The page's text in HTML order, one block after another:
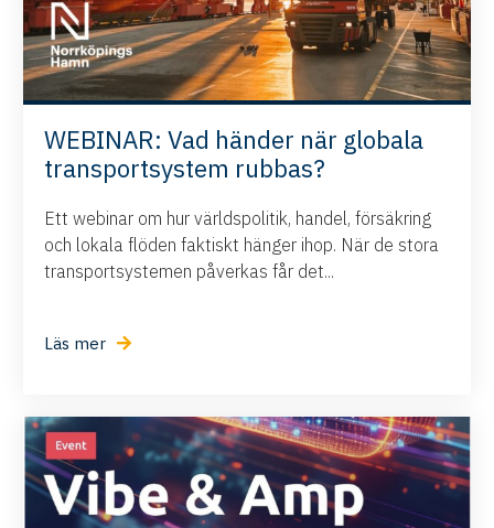
WEBINAR: Vad händer när globala
transportsystem rubbas?
Ett webinar om hur världspolitik, handel, försäkring
och lokala flöden faktiskt hänger ihop. När de stora
transportsystemen påverkas får det...
Läs mer